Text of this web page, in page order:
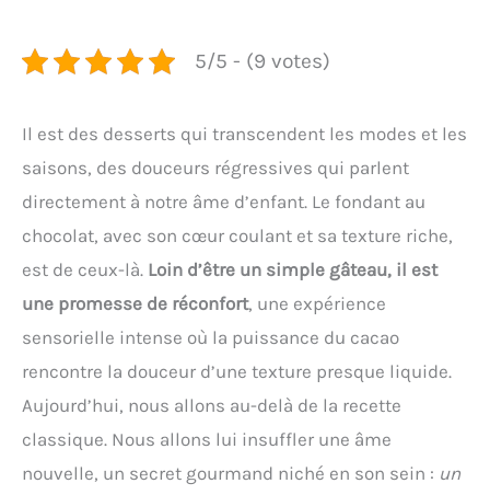
5/5 - (9 votes)
Il est des desserts qui transcendent les modes et les
saisons, des douceurs régressives qui parlent
directement à notre âme d’enfant. Le fondant au
chocolat, avec son cœur coulant et sa texture riche,
est de ceux-là. Loin d’être un simple gâteau, il est
une promesse de réconfort, une expérience
sensorielle intense où la puissance du cacao
rencontre la douceur d’une texture presque liquide.
Aujourd’hui, nous allons au-delà de la recette
classique. Nous allons lui insuffler une âme
nouvelle, un secret gourmand niché en son sein : un